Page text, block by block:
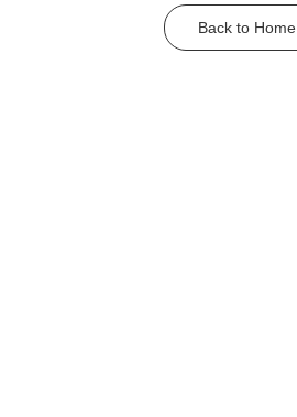
Back to Home